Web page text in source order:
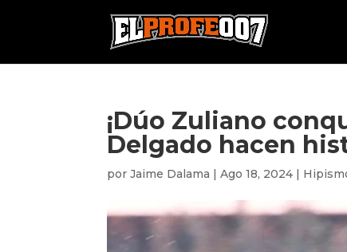
¡Dúo Zuliano
Delgado hacen
porJaime Dalama |Ago 18, 2024 |